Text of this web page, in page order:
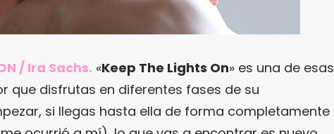
/ Ira Sachs. «Keep The Lights On» es una de esas
que disfrutas en diferentes fases de su
si llegas hasta ella de forma completamente